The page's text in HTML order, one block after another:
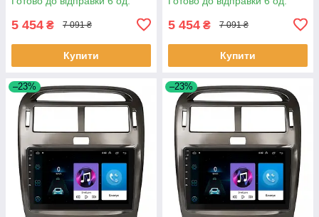
5 454 ₴ 7 091 ₴
Купити
5 454 ₴ 7 091 ₴
Купити
–23% –23%